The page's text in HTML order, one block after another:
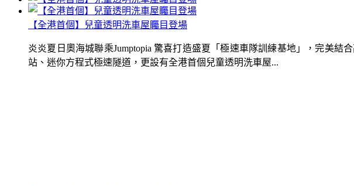
【全港首個】兒童透明洗車屋矚目登場
炎炎夏日奧海城聯乘Jumptopia 驚喜打造盛夏「極速車隊訓練基地」，完美
站、迷你方程式極速隧道，更設有全港首個兒童透明洗車屋...